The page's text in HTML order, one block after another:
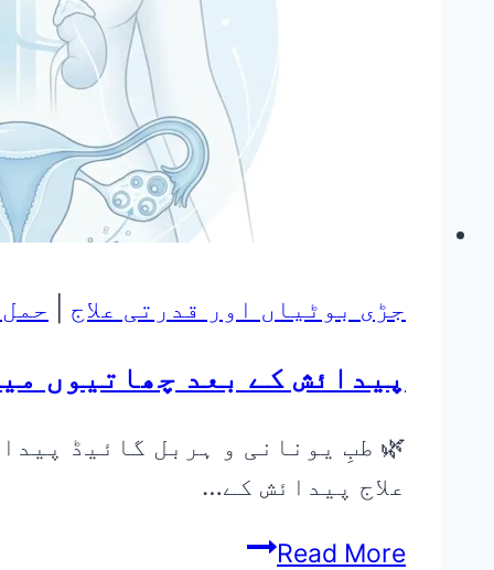
جڑی بوٹیاں اور قدرتی علاج
پیدائش کے بعد چھاتیوں میں دودھ نہ
علاج پیدائش کے…
Read Moreپیدائش